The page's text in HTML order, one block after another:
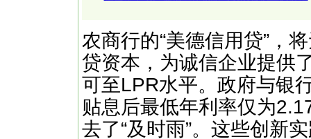
农商行的“美德信用贷”，
贷资本，为诚信企业提供
可至LPR水平。政府与银
贴息后最低年利率仅为
去了“及时雨”。这些创新